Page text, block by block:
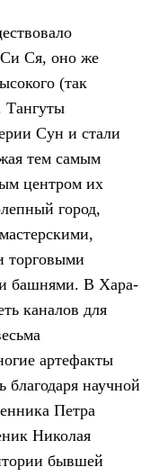
Си Ся, оно же
(так
Тангуты
Сун и стали
тем самым
центром их
город,
торговыми
башнями. В Хара-
каналов для
артефакты
научной
Петра
Николая
бывшей